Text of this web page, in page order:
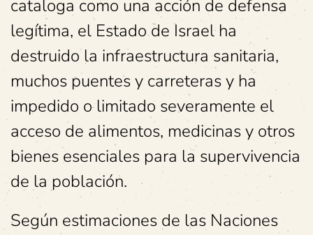
cataloga como una acción de defensa
legítima, el Estado de Israel ha
destruido la infraestructura sanitaria,
muchos puentes y carreteras y ha
impedido o limitado severamente el
acceso de alimentos, medicinas y otros
bienes esenciales para la supervivencia
de la población.
Según estimaciones de las Naciones